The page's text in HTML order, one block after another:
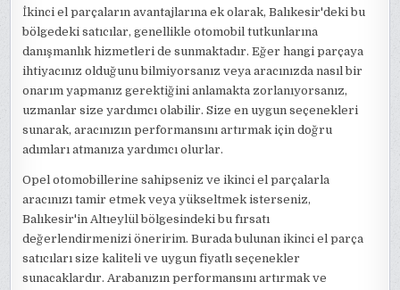
İkinci el parçaların avantajlarına ek olarak, Balıkesir'deki bu
bölgedeki satıcılar, genellikle otomobil tutkunlarına
danışmanlık hizmetleri de sunmaktadır. Eğer hangi parçaya
ihtiyacınız olduğunu bilmiyorsanız veya aracınızda nasıl bir
onarım yapmanız gerektiğini anlamakta zorlanıyorsanız,
uzmanlar size yardımcı olabilir. Size en uygun seçenekleri
sunarak, aracınızın performansını artırmak için doğru
adımları atmanıza yardımcı olurlar.
Opel otomobillerine sahipseniz ve ikinci el parçalarla
aracınızı tamir etmek veya yükseltmek isterseniz,
Balıkesir'in Altıeylül bölgesindeki bu fırsatı
değerlendirmenizi öneririm. Burada bulunan ikinci el parça
satıcıları size kaliteli ve uygun fiyatlı seçenekler
sunacaklardır. Arabanızın performansını artırmak ve